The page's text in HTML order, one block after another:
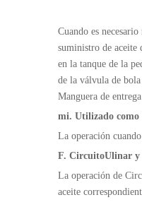
Cuando es
suministro de aceite
en la tanque de la
de la válvula de
Manguera de
mi. Utilizado como
La operación
F. CircuitoUlinar y
La operación de
aceite